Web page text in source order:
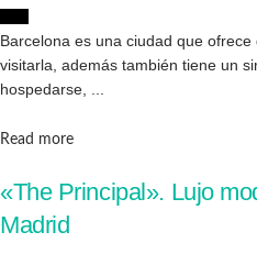
Barcelona es una ciudad que
visitarla, además también tiene un
hospedarse, ...
Read moreDetails
«The Principal». Lujo
Madrid